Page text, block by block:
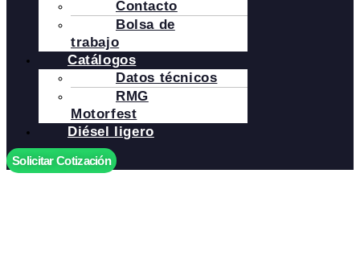
Contacto
Bolsa de
trabajo
Catálogos
Datos técnicos
RMG
Motorfest
Diésel ligero
Solicitar Cotización